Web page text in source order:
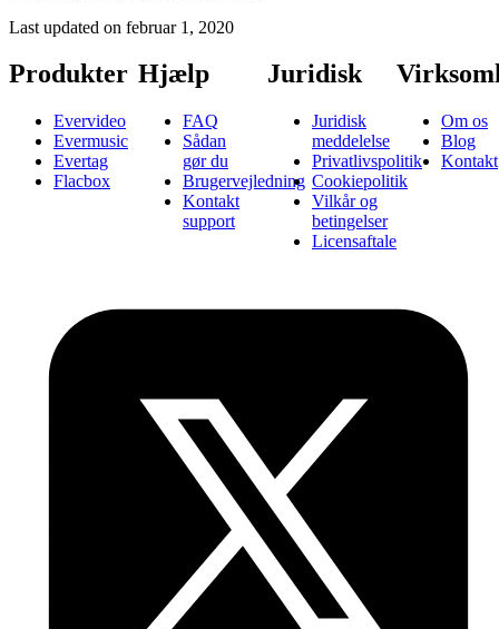
Last updated on februar 1, 2020
Produkter
Evervideo
Evermusic
Evertag
Flacbox
Hjælp
FAQ
Sådan
gør du
Brugervejledning
Kontakt
support
Juridisk
Juridisk
meddelelse
Privatlivspolitik
Cookiepolitik
Vilkår og
betingelser
Licensaftale
Om os
Blog
Kontakt